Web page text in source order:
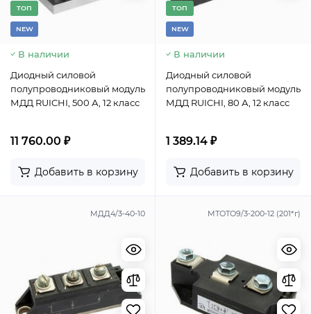
TОП
NEW
В наличии
Диодный силовой
полупроводниковый модуль
МДД RUICHI, 500 А, 12 класс
11 760.00 ₽
Добавить в корзину
TОП
NEW
В наличии
Диодный силовой
полупроводниковый модуль
МДД RUICHI, 80 А, 12 класс
1 389.14 ₽
Добавить в корзину
МДД4/3-40-10 МТОТО9/3-200-12 (201*г)